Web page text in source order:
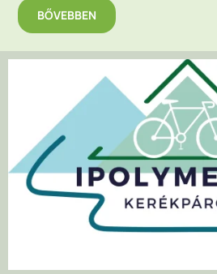
BŐVEBBEN